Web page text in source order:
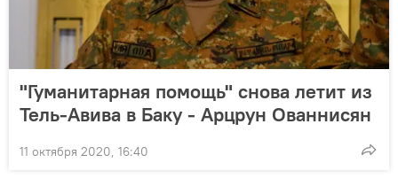
"Гуманитарная помощь" снова летит из
Тель-Авива в Баку - Арцрун Ованнисян
11 октября 2020, 16:40